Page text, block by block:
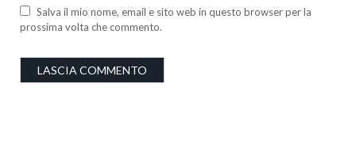
Salva il mio nome, email e sito web in questo browser per la
prossima volta che commento.